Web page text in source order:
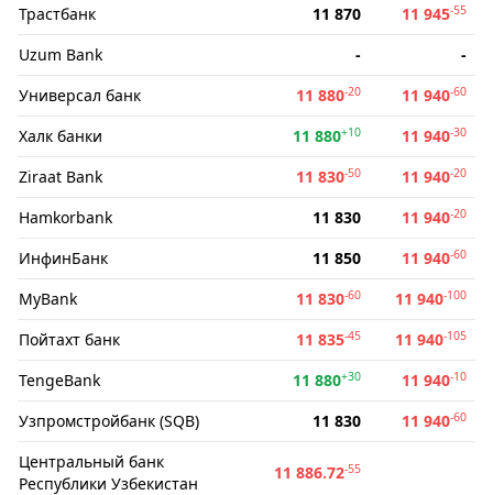
Трастбанк 11 870 11 945-55
Uzum Bank -
-
Универсал банк
11 880-20 11 940-60
Халк банки 11 880+10 11 940-30
Ziraat Bank 11 830-50 11 940-20
Hamkorbank 11 830 11 940-20
ИнфинБанк 11 850 11 940-60
MyBank 11 830-60 11 940-100
Пойтахт банк 11 835-45 11 940-105
TengeBank 11 880+30 11 940-10
Узпромстройбанк (SQB) 11 830 11 940-60
Центральный банк
Республики Узбекистан
11 886.72-55